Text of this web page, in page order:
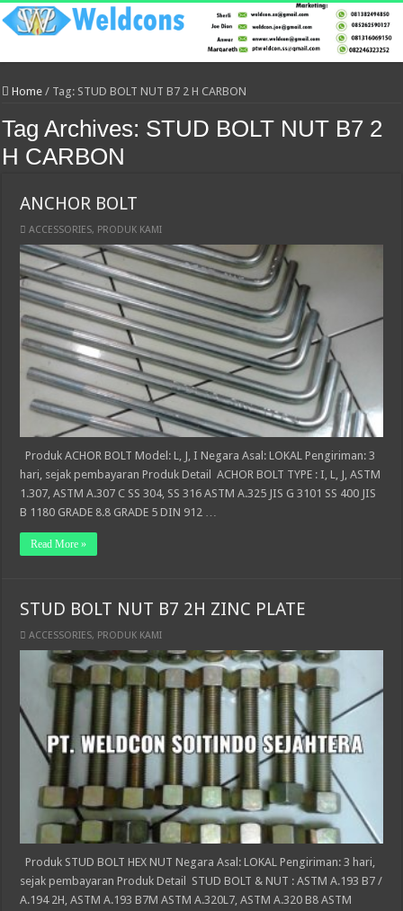
Home / Tag: STUD BOLT NUT B7 2 H CARBON
Tag Archives: STUD BOLT NUT B7 2
H CARBON
ANCHOR BOLT
ACCESSORIES, PRODUK KAMI
Produk ACHOR BOLT Model: L, J, I Negara Asal: LOKAL Pengiriman: 3
hari, sejak pembayaran Produk Detail ACHOR BOLT TYPE : I, L, J, ASTM
1.307, ASTM A.307 C SS 304, SS 316 ASTM A.325 JIS G 3101 SS 400 JIS
B 1180 GRADE 8.8 GRADE 5 DIN 912 …
Read More »
STUD BOLT NUT B7 2H ZINC PLATE
ACCESSORIES, PRODUK KAMI
Produk STUD BOLT HEX NUT Negara Asal: LOKAL Pengiriman: 3 hari,
sejak pembayaran Produk Detail STUD BOLT & NUT : ASTM A.193 B7 /
A.194 2H, ASTM A.193 B7M ASTM A.320L7, ASTM A.320 B8 ASTM